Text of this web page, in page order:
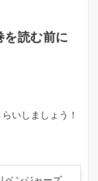
読む前に
いしましょう！